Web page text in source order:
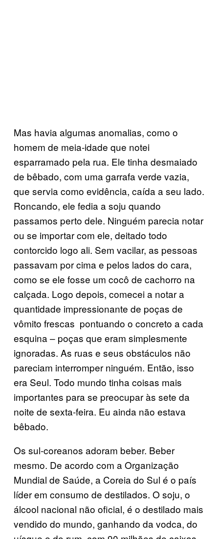
Mas havia algumas anomalias, como o
homem de meia-idade que notei
esparramado pela rua. Ele tinha desmaiado
de bêbado, com uma garrafa verde vazia,
que servia como evidência, caída a seu lado.
Roncando, ele fedia a soju quando
passamos perto dele. Ninguém parecia notar
ou se importar com ele, deitado todo
contorcido logo ali. Sem vacilar, as pessoas
passavam por cima e pelos lados do cara,
como se ele fosse um cocô de cachorro na
calçada. Logo depois, comecei a notar a
quantidade impressionante de poças de
vômito frescas pontuando o concreto a cada
esquina – poças que eram simplesmente
ignoradas. As ruas e seus obstáculos não
pareciam interromper ninguém. Então, isso
era Seul. Todo mundo tinha coisas mais
importantes para se preocupar às sete da
noite de sexta-feira. Eu ainda não estava
bêbado.
Os sul-coreanos adoram beber. Beber
mesmo. De acordo com a Organização
Mundial de Saúde, a Coreia do Sul é o país
líder em consumo de destilados. O soju, o
álcool nacional não oficial, é o destilado mais
vendido do mundo, ganhando da vodca, do